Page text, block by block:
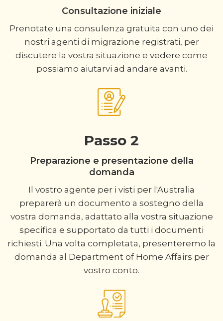
Consultazione iniziale
Prenotate una consulenza gratuita con uno dei
nostri agenti di migrazione registrati, per
discutere la vostra situazione e vedere come
possiamo aiutarvi ad andare avanti.
Passo 2
Preparazione e presentazione della
domanda
Il vostro agente per i visti per l'Australia
preparerà un documento a sostegno della
vostra domanda, adattato alla vostra situazione
specifica e supportato da tutti i documenti
richiesti. Una volta completata, presenteremo la
domanda al Department of Home Affairs per
vostro conto.